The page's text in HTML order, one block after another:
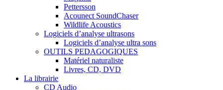
Pettersson
Acounect SoundChaser
Wildlife Acoustics
Logiciels d’analyse ultrasons
Logiciels d’analyse ultra sons
OUTILS PEDAGOGIQUES
Matériel naturaliste
Livres, CD, DVD
La librairie
CD Audio